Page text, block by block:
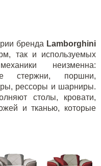
бренда Lamborghini
так и используемых
неизменна:
стержни, поршни,
рессоры и шарниры.
столы, кровати,
и тканью, которые